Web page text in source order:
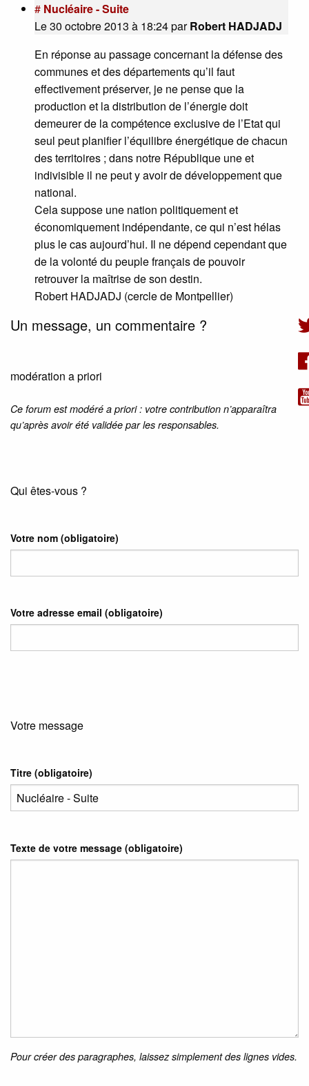
# Nucléaire - Suite
Le 30 octobre 2013 à 18:24parRobert HADJADJ
En réponse au passage concernant la défense des
communes et des départements qu’il faut
effectivement préserver, je ne pense que la
production et la distribution de l’énergie doit
demeurer de la compétence exclusive de l’Etat qui
seul peut planifier l’équilibre énergétique de chacun
des territoires ; dans notre République une et
indivisible il ne peut y avoir de développement que
national.
Cela suppose une nation politiquement et
économiquement indépendante, ce qui n’est hélas
plus le cas aujourd’hui. Il ne dépend cependant que
de la volonté du peuple français de pouvoir
retrouver la maîtrise de son destin.
Robert HADJADJ (cercle de Montpellier)
Un message, un commentaire ?
modération a priori
Ce forum est modéré a priori : votre contribution n’apparaîtra
qu’après avoir été validée par les responsables.
Qui êtes-vous ?
Votre nom (obligatoire)
Votre adresse email (obligatoire)
Votre message
Titre (obligatoire)
Texte de votre message (obligatoire)
Pour créer des paragraphes, laissez simplement des lignes vides.